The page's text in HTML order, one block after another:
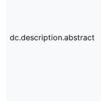
dc.description.abstract